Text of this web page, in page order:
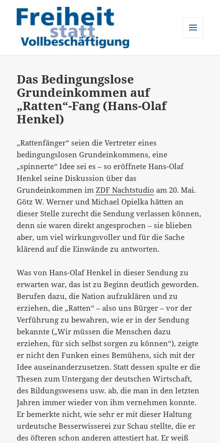
Das Bedingungslose
Grundeinkommen auf
„Ratten“-Fang (Hans-Olaf
Henkel)
„Rattenfänger“ seien die Vertreter eines
bedingungslosen Grundeinkommens, eine
„spinnerte“ Idee sei es – so eröffnete Hans-Olaf
Henkel seine Diskussion über das
Grundeinkommen imZDF Nachtstudio am 20. Mai.
Götz W. Werner und Michael Opielka hätten an
dieser Stelle zurecht die Sendung verlassen können,
denn sie waren direkt angesprochen – sie blieben
aber, um viel wirkungsvoller und für die Sache
klärend auf die Einwände zu antworten.
Was von Hans-Olaf Henkel in dieser Sendung zu
erwarten war, das ist zu Beginn deutlich geworden.
Berufen dazu, die Nation aufzuklären und zu
erziehen, die „Ratten“ – also uns Bürger – vor der
Verführung zu bewahren, wie er in der Sendung
bekannte („Wir müssen die Menschen dazu
erziehen, für sich selbst sorgen zu können“), zeigte
er nicht den Funken eines Bemühens, sich mit der
Idee auseinanderzusetzen. Statt dessen spulte er die
Thesen zum Untergang der deutschen Wirtschaft,
des Bildungswesens usw. ab, die man in den letzten
Jahren immer wieder von ihm vernehmen konnte.
Er bemerkte nicht, wie sehr er mit dieser Haltung
urdeutsche Besserwisserei zur Schau stellte, die er
des öfteren schon anderen attestiert hat. Er weiß